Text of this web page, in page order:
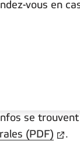
vous en
se
(PDF) .